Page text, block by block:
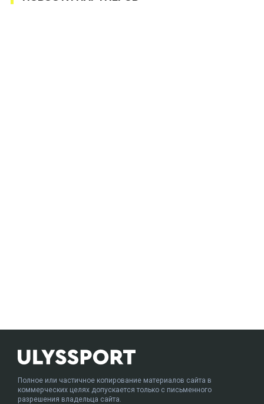
Полное или частичное копирование материалов сайта в
коммерческих целях допускается только с письменного
разрешения владельца сайта.